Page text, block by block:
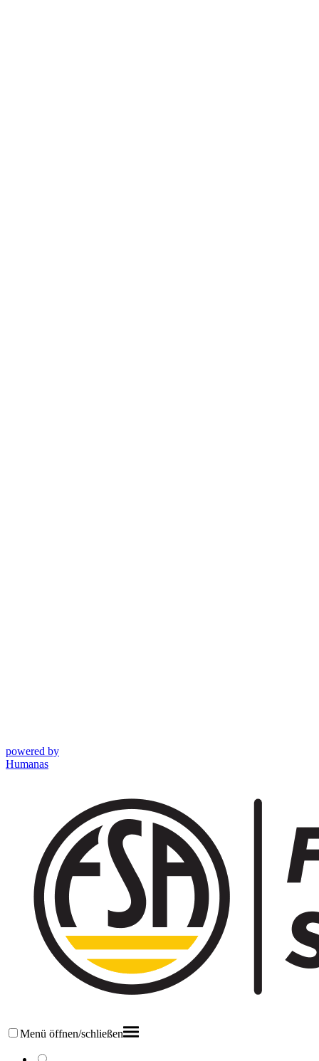
powered by
Humanas
Menü öffnen/schließen